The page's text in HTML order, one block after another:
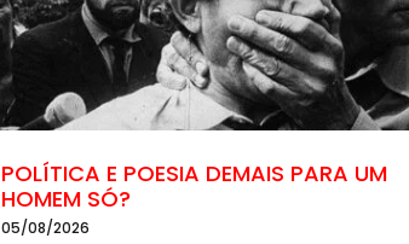
POLÍTICA E POESIA DEMAIS PARA UM
HOMEM SÓ?
05/08/2026